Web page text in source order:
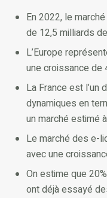
En 2022, le
de 12,5 milliards
L’Europe
une croissance de
La France est
dynamiques en
un marché estimé
Le marché des e-
avec une
On estime que
ont déjà essayé